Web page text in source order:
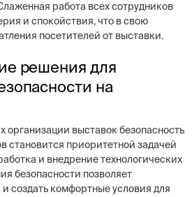
работа всех сотрудников
и спокойствия, что в свою
посетителей от выставки.
решения для
на
организации выставок безопасность
становится приоритетной задачей
и внедрение технологических
безопасности позволяет
создать комфортные условия для